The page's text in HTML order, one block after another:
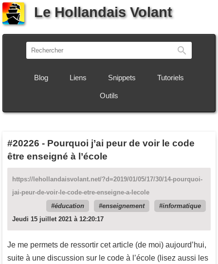
Le Hollandais Volant
Blog Liens Snippets Tutoriels
Outils
#20226 - Pourquoi j’ai peur de voir le code
être enseigné à l’école
https://lehollandaisvolant.net/?d=2019/01/05/17/30/14-pourquoi-
jai-peur-de-voir-le-code-etre-enseigne-a-lecole
éducation
enseignement
informatique
Jeudi 15 juillet 2021 à 12:20:17
Je me permets de ressortir cet article (de moi) aujourd’hui,
suite à une discussion sur le code à l’école (lisez aussi les